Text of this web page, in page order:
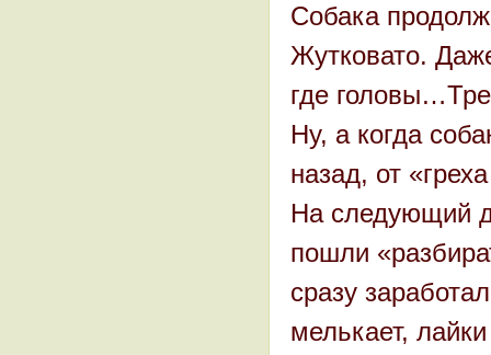
Собака
Жутковато.
где
Ну, а когда
назад, от
На следующий
пошли
сразу
мелькает,